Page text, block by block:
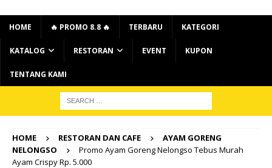
HOME 🔥 PROMO 8.8 🔥 TERBARU KATEGORI
KATALOG RESTORAN EVENT KUPON
TENTANG KAMI
HOME RESTORAN DAN CAFE
AYAM GORENG
NELONGSO
Promo Ayam Goreng Nelongso Tebus Murah
Ayam Crispy Rp. 5.000